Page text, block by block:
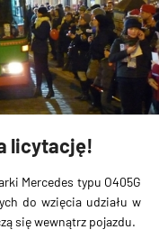
licytację!
Mercedes typu O405G
do wzięcia udziału w
się wewnątrz pojazdu.